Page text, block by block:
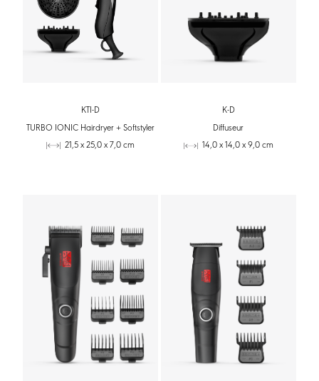
KTI-D
TURBO IONIC Hairdryer + Softstyler
21,5 x 25,0 x 7,0 cm
K-D
Diffuseur
14,0 x 14,0 x 9,0 cm